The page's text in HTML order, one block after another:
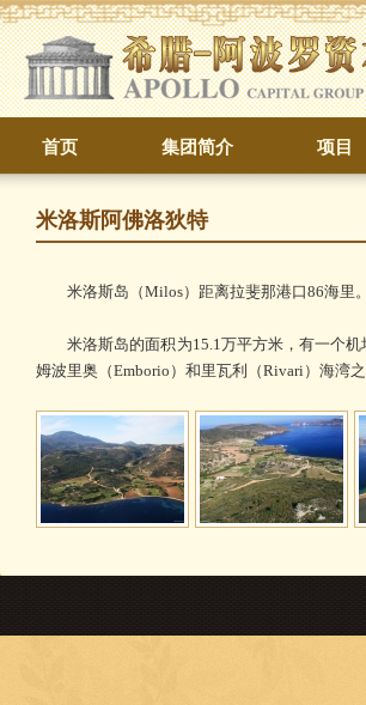
首页 集团简介 项目
米洛斯阿佛洛狄特
米洛斯岛（Milos）距离拉斐那港口86海里。
米洛斯岛的面积为15.1万平方米，有一个机
姆波里奥（Emborio）和里瓦利（Rivari）海湾之